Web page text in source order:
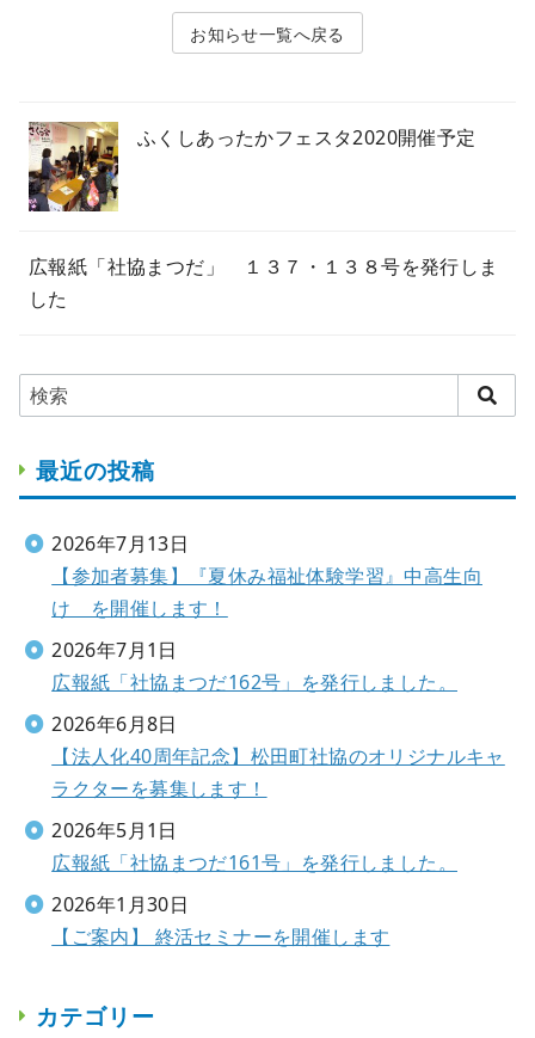
お知らせ
ふくしあったかフェスタ2020開催予定
広報紙「社協まつだ」 １３７・１３８号を発行しま
した
最近の投稿
【参加者募集】『夏休み福祉体験学習』中高生向
け を開催します！
2026年7月13日
広報紙「社協まつだ162号」を発行しました。
2026年7月1日
【法人化40周年記念】松田町社協のオリジナルキャ
ラクターを募集します！
2026年6月8日
広報紙「社協まつだ161号」を発行しました。
2026年5月1日
【ご案内】 終活セミナーを開催します
2026年1月30日
カテゴリー